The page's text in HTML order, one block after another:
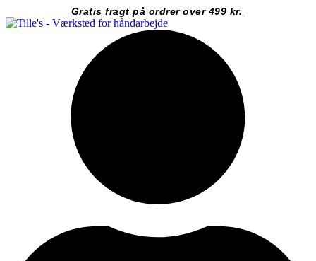
til
Gratis fragt på ordrer over 499 kr.